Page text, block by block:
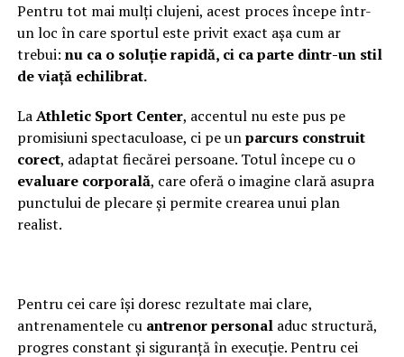
Pentru tot mai mulți clujeni, acest proces începe într-
un loc în care sportul este privit exact așa cum ar
trebui: nu ca o soluție rapidă, ci ca parte dintr-un stil
de viață echilibrat.
LaAthletic Sport Center, accentul nu este pus pe
promisiuni spectaculoase, ci pe unparcurs construit
corect, adaptat fiecărei persoane. Totul începe cu o
evaluare corporală, care oferă o imagine clară asupra
punctului de plecare și permite crearea unui plan
realist.
Pentru cei care își doresc rezultate mai clare,
antrenamentele cu antrenor personaladuc structură,
progres constant și siguranță în execuție. Pentru cei